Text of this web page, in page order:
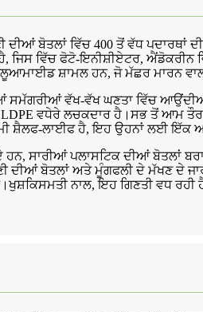
ਬੋਤਲਾਂ ਵਿੱਚ 400 ਤੋਂ ਵੱਧ ਪਦਾਰਥਾਂ
ਜਿਸ ਵਿੱਚ ਫੋਟੋ-ਇਨੀਸ਼ੀਏਟਰ,
ਸ਼ਾਮਲ ਹਨ, ਜੋ ਮੱਛਰ ਮਾਰਨ
ਸਮੱਗਰੀਆਂ ਵੱਖ-ਵੱਖ ਘਣਤਾ ਵਿੱਚ
ਵਧੇਰੇ ਲਚਕਦਾਰ ਹੈ।ਸਭ ਤੋਂ ਆਮ
ਲਾਈਫ ਹੈ, ਇਹ ਉਹਨਾਂ ਲਈ ਇੱਕ
ਹਨ, ਸਾਰੀਆਂ ਪਲਾਸਟਿਕ ਦੀਆਂ
ਦੀਆਂ ਬੋਤਲਾਂ ਅਤੇ ਮੂੰਗਫਲੀ ਦੇ ਮੱਖਣ ਦੇ
ਨਾਲ, ਇਹ ਗਿਣਤੀ ਵਧ ਰਹੀ